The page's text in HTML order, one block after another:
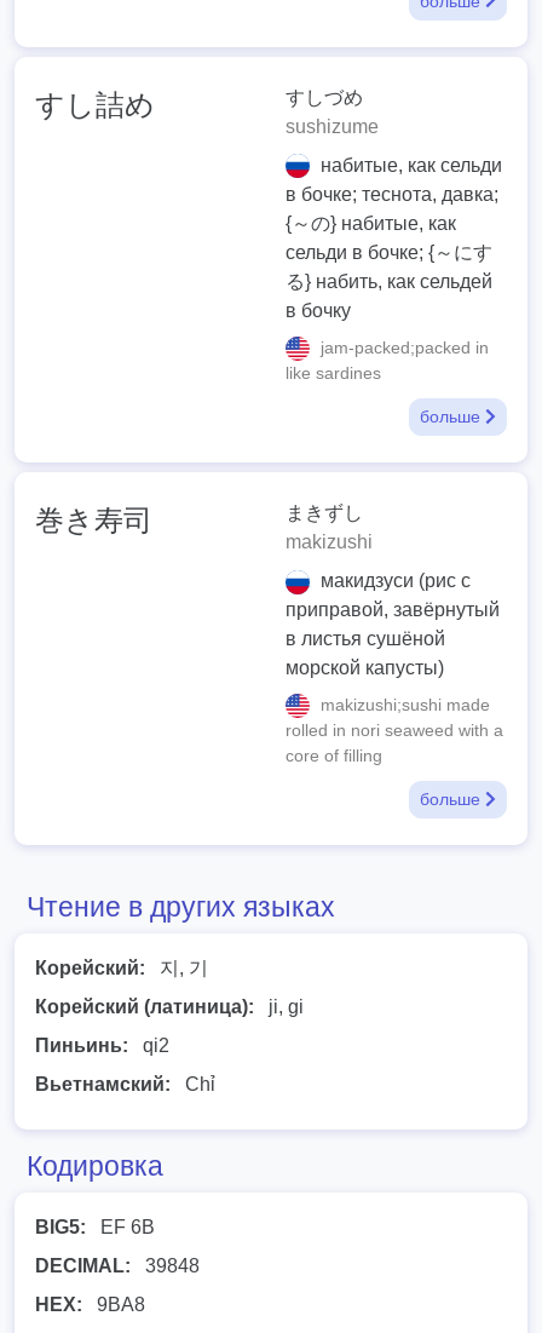
すし詰め
すしづめ
sushizume
набитые, как сельди
в бочке; теснота, давка;
{～の} набитые, как
сельди в бочке; {～にす
る} набить, как сельдей
в бочку
jam-packed;packed in
like sardines
больше
巻き寿司
まきずし
makizushi
макидзуси (рис с
приправой, завёрнутый
в листья сушёной
морской капусты)
makizushi;sushi made
rolled in nori seaweed with a
core of filling
больше
Чтение в других языках
Корейский:
지, 기
Корейский (латиница):
ji, gi
Пиньинь:
qi2
Вьетнамский:
Chỉ
Кодировка
BIG5:
EF 6B
DECIMAL:
39848
HEX:
9BA8